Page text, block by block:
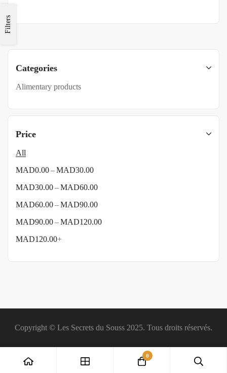
Categories
Alimentary products
Price
All
MAD0.00–MAD30.00
MAD30.00–MAD60.00
MAD60.00–MAD90.00
MAD90.00–MAD120.00
MAD120.00+
Filters
Copyright © Les Secrets du Souss 2025. Tous droits réservés.
0